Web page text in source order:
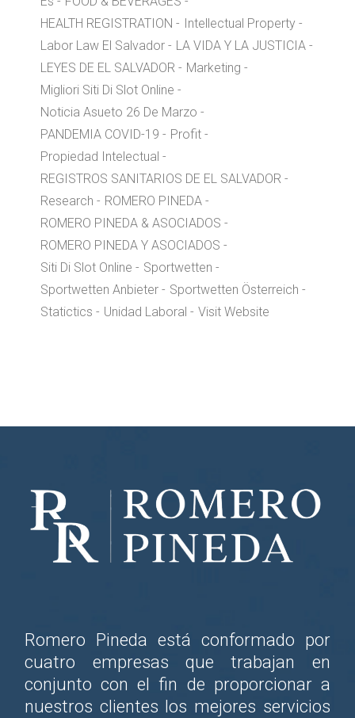
HEALTH REGISTRATION
Intellectual Property
Labor Law El Salvador
LA VIDA Y LA JUSTICIA
LEYES DE EL SALVADOR
Marketing
Migliori Siti Di Slot Online
Noticia Asueto 26 De Marzo
PANDEMIA COVID-19
Profit
Propiedad Intelectual
REGISTROS SANITARIOS DE EL SALVADOR
Research
ROMERO PINEDA
ROMERO PINEDA & ASOCIADOS
ROMERO PINEDA Y ASOCIADOS
Siti Di Slot Online
Sportwetten
Sportwetten Anbieter
Sportwetten Österreich
Statictics
Unidad Laboral Visit Website
Romero Pineda está conformado por
cuatro empresas que trabajan en
conjunto con el fin de proporcionar a
nuestros clientes los mejores servicios